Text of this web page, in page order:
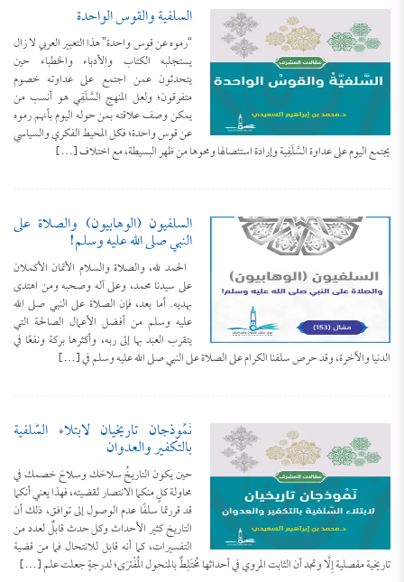
السلفية والقوس الواحدة
“رموه عن قوس واحدة” هذا التعبير العربي لا زال
يستجلبه الكتاب والأدباء والخطباء حين
يتحدثون عمن اجتمع على عداوته خصوم
متفرقون؛ ولعل المنهج السَّلَفِي هو أنسب من
يمكن وصف علاقته بمن حوله اليوم بأنهم رموه
عن قوس واحدة؛ فكل المحيط الفكري والسياسي
يجتمع اليوم على عداوة السَّلَفِية وإرادة استئصالها ومحوها من ظهر البسيطة، مع اختلاف […]
السلفيون (الوهابيون) والصلاة على
النبي صلى الله عليه وسلم!
الحمد لله، والصلاة والسلام الأتمان الأكملان
على سيدنا محمد، وعلى آله وصحبه ومن اهتدى
بهديه. أما بعد، فإن الصلاة على النبي صلى الله
عليه وسلم من أفضل الأعمال الصالحة التي
يتقرب العبد بها إلى ربه، وأكثرها بركة ونفعًا في
الدنيا والآخرة، وقد حرص سلفنا الكرام على الصلاة على النبي صلى الله عليه وسلم في […]
نَمُوذجان تاريخيان لابتلاء السَّلَفية
بالتكفير والعدوان
حين يكون التاريخُ سلاحَك وسلاحَ خصمك في
محاولة كلٍ منكما الانتصار لقضيته، فهذا يعني أنكما
قد قررتما سلفًا عدم الوصول إلى توافق، ذلك أن
التاريخ كثير الأحداث وكل حدث قابلٌ لعدد من
التفسيرات، كما أنه قابل للانتحال فما من قضية
تاريخية مفصلية إِلَّا وتجد أن الثابت المروي في أحداثها مُختَلِطٌ بالمنحول المُفْترَى؛ لدرجةٍ جعلت علم […]